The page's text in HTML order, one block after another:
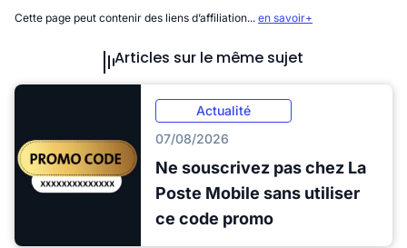
Cette page peut contenir des liens d’affiliation... en savoir+
Articles sur le même sujet
Actualité
07/08/2026
Ne souscrivez pas chez La
Poste Mobile sans utiliser
ce code promo